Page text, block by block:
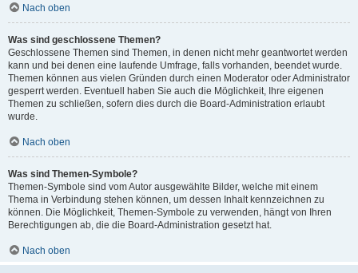
Nach oben
Was sind geschlossene Themen?
Geschlossene Themen sind Themen, in denen nicht mehr geantwortet werden
kann und bei denen eine laufende Umfrage, falls vorhanden, beendet wurde.
Themen können aus vielen Gründen durch einen Moderator oder Administrator
gesperrt werden. Eventuell haben Sie auch die Möglichkeit, Ihre eigenen
Themen zu schließen, sofern dies durch die Board-Administration erlaubt
wurde.
Nach oben
Was sind Themen-Symbole?
Themen-Symbole sind vom Autor ausgewählte Bilder, welche mit einem
Thema in Verbindung stehen können, um dessen Inhalt kennzeichnen zu
können. Die Möglichkeit, Themen-Symbole zu verwenden, hängt von Ihren
Berechtigungen ab, die die Board-Administration gesetzt hat.
Nach oben